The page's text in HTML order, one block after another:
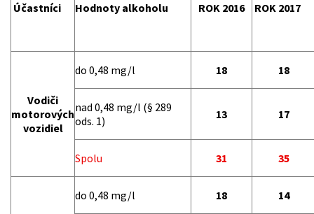
Účastníci Hodnoty alkoholu ROK 2016 ROK 2017
Vodiči
motorových
vozidiel
do 0,48 mg/l 18 18
nad 0,48 mg/l (§ 289
ods. 1)
13 17
Spolu 31 35
do 0,48 mg/l 18 14